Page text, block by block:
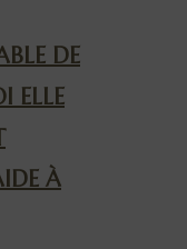
DE
ELLE
À